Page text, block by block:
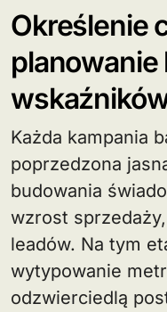
Określenie
Każda kampania
poprzedzona
budowania
wzrost
leadów. Na tym
wytypowanie
odzwierciedlą